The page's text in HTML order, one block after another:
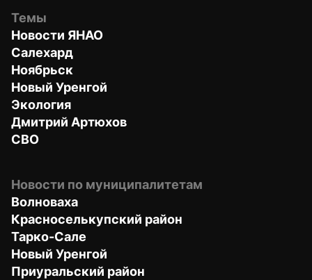
Темы
Новости ЯНАО
Салехард
Ноябрьск
Новый Уренгой
Экология
Дмитрий Артюхов
СВО
Новости по муниципалитетам
Волноваха
Красноселькупский район
Тарко-Сале
Новый Уренгой
Приуральский район